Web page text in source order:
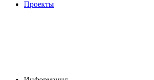
Проекты